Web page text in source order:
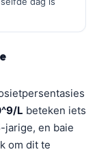
L beteken iets
jarige, en baie
om dit te